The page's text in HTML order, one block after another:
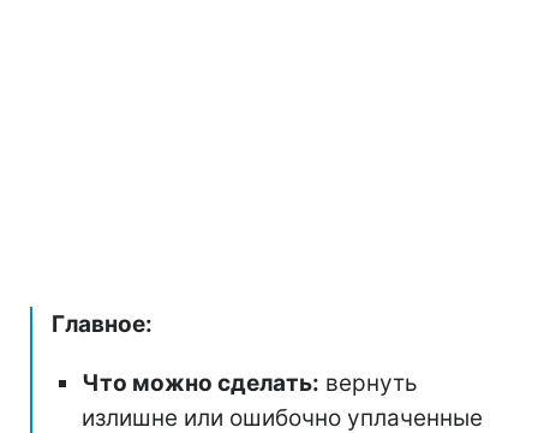
Главное:
Что можно сделать: вернуть
излишне или ошибочно уплаченные